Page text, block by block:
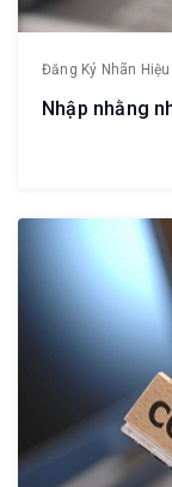
Đăng Ký Nhãn Hiệu
Nhập nhằng